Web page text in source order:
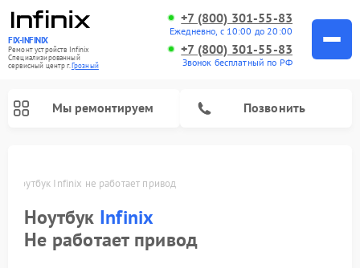
FIX-INFINIX
Ремонт устройств Infinix
Специализированный
cервисный центр г.Грозный
+7 (800) 301-55-83
Ежедневно, с 10:00 до 20:00
+7 (800) 301-55-83
Звонок бесплатный по РФ
Мы ремонтируем Позвонить
Ноутбук Infinix не работает привод
Ноутбук Infinix
Не работает привод